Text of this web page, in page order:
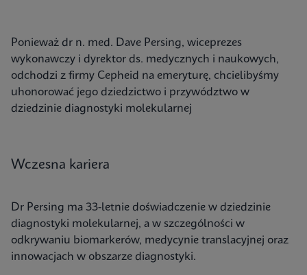
Ponieważ dr n. med. Dave Persing, wiceprezes
wykonawczy i dyrektor ds. medycznych i naukowych,
odchodzi z firmy Cepheid na emeryturę, chcielibyśmy
uhonorować jego dziedzictwo i przywództwo w
dziedzinie diagnostyki molekularnej
Wczesna kariera
Dr Persing ma 33-letnie doświadczenie w dziedzinie
diagnostyki molekularnej, a w szczególności w
odkrywaniu biomarkerów, medycynie translacyjnej oraz
innowacjach w obszarze diagnostyki.